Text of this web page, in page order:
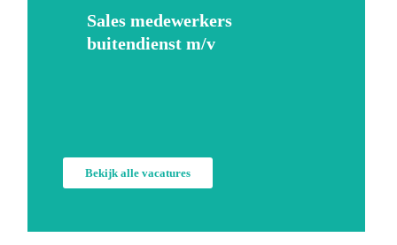
Sales medewerkers
buitendienst m/v
Bekijk alle vacatures